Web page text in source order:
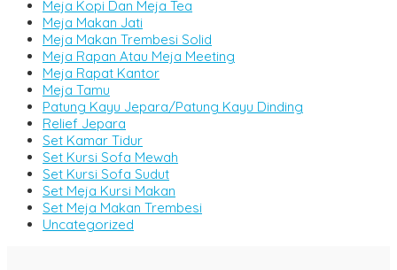
Meja Kopi Dan Meja Tea
Meja Makan Jati
Meja Makan Trembesi Solid
Meja Rapan Atau Meja Meeting
Meja Rapat Kantor
Meja Tamu
Patung Kayu Jepara/Patung Kayu Dinding
Relief Jepara
Set Kamar Tidur
Set Kursi Sofa Mewah
Set Kursi Sofa Sudut
Set Meja Kursi Makan
Set Meja Makan Trembesi
Uncategorized